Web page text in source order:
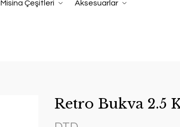
Misina Çeşitleri Aksesuarlar
Retro Bukva 2.5